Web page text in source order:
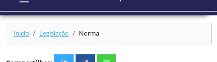
Início Legislação Norma